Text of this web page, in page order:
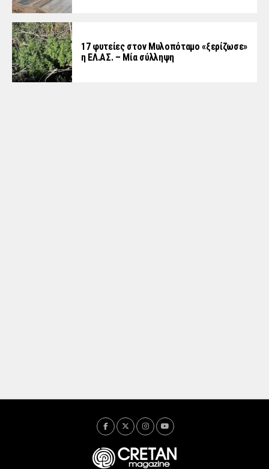
17 φυτείες στον Μυλοπόταμο «ξερίζωσε»
η ΕΛ.ΑΣ. – Μία σύλληψη